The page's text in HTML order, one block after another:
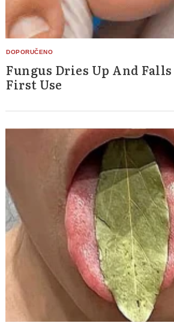
Fungus Dries Up And
First Use